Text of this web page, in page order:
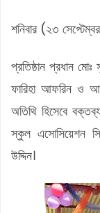
শনিবার (২৩
প্রতিষ্ঠান প্রধান
ফারিহা আফরিন ও
অতিথি হিসেবে
স্কুল এসোসিয়েশন
উদ্দিন।